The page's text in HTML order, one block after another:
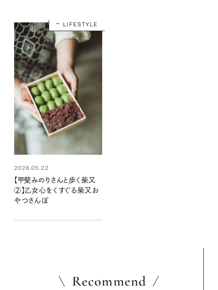
LIFESTYLE
2026.05.22
【甲斐みのりさんと歩く柴又
②】乙女心をくすぐる柴又お
やつさんぽ
Recommend